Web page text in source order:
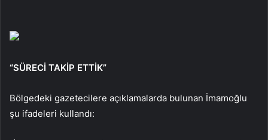
“SÜRECİ TAKİP ETTİK”
Bölgedeki gazetecilere açıklamalarda bulunan İmamoğlu
şu ifadeleri kullandı: